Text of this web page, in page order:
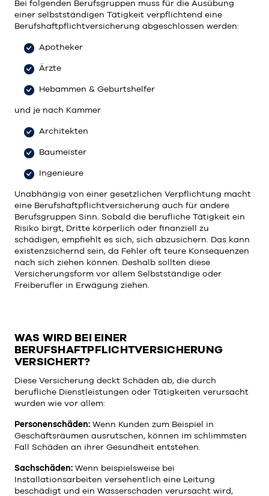
Bei folgenden Berufsgruppen muss für die Ausübung
einer selbstständigen Tätigkeit verpflichtend eine
Berufshaftpflichtversicherung abgeschlossen werden:
Apotheker
Ärzte
Hebammen & Geburtshelfer
und je nach Kammer
Architekten
Baumeister
Ingenieure
Unabhängig von einer gesetzlichen Verpflichtung macht
eine Berufshaftpflichtversicherung auch für andere
Berufsgruppen Sinn. Sobald die berufliche Tätigkeit ein
Risiko birgt, Dritte körperlich oder finanziell zu
schädigen, empfiehlt es sich, sich abzusichern. Das kann
existenzsichernd sein, da Fehler oft teure Konsequenzen
nach sich ziehen können. Deshalb sollten diese
Versicherungsform vor allem Selbstständige oder
Freiberufler in Erwägung ziehen.
WAS WIRD BEI EINER
BERUFSHAFTPFLICHTVERSICHERUNG
VERSICHERT?
Diese Versicherung deckt Schäden ab, die durch
berufliche Dienstleistungen oder Tätigkeiten verursacht
wurden wie vor allem:
Personenschäden: Wenn Kunden zum Beispiel in
Geschäftsräumen ausrutschen, können im schlimmsten
Fall Schäden an ihrer Gesundheit entstehen.
Sachschäden: Wenn beispielsweise bei
Installationsarbeiten versehentlich eine Leitung
beschädigt und ein Wasserschaden verursacht wird,